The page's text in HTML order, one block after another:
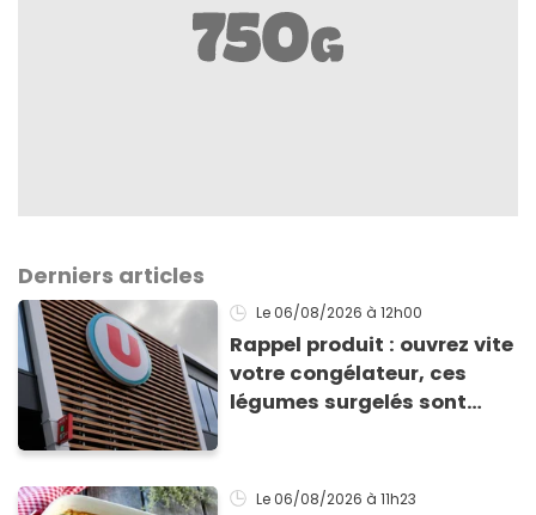
Derniers articles
Le 06/08/2026 à 12h00
Rappel produit : ouvrez vite
votre congélateur, ces
légumes surgelés sont
Le 06/08/2026 à 11h23